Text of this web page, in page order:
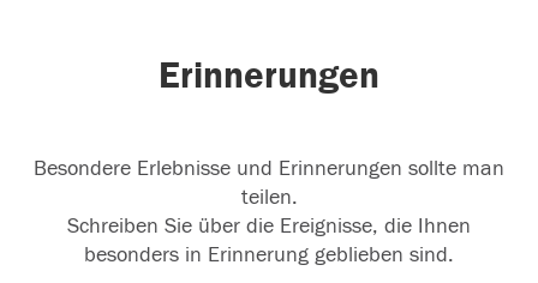
Erinnerungen
Besondere Erlebnisse und Erinnerungen sollte man
teilen.
Schreiben Sie über die Ereignisse, die Ihnen
besonders in Erinnerung geblieben sind.